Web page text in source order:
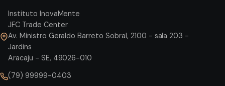
Instituto InovaMente
JFC Trade Center
Av. Ministro Geraldo Barreto Sobral, 2100 - sala 203 -
Jardins
Aracaju - SE, 49026-010
(79) 99999-0403